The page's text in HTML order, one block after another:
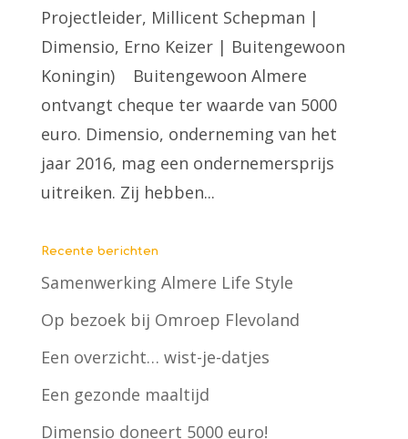
Projectleider, Millicent Schepman |
Dimensio, Erno Keizer | Buitengewoon
Koningin) Buitengewoon Almere
ontvangt cheque ter waarde van 5000
euro. Dimensio, onderneming van het
jaar 2016, mag een ondernemersprijs
uitreiken. Zij hebben...
Recente berichten
Samenwerking Almere Life Style
Op bezoek bij Omroep Flevoland
Een overzicht… wist-je-datjes
Een gezonde maaltijd
Dimensio doneert 5000 euro!